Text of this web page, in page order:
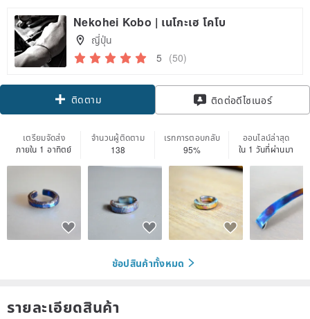
Nekohei Kobo | เนโกะเฮ โคโบ
ญี่ปุ่น
5 (50)
ติดตาม ติดต่อดีไซเนอร์
เตรียมจัดส่ง
ภายใน 1 อาทิตย์
จำนวนผู้ติดตาม
138
เรทการตอบกลับ
95%
ออนไลน์ล่าสุด
ใน 1 วันที่ผ่านมา
ช้อปสินค้าทั้งหมด
รายละเอียดสินค้า